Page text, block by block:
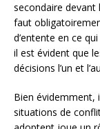
secondaire
faut
d’entente en ce
il est évident que
décisions l’un et
Bien évidemment,
situations de